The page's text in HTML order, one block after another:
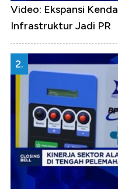
Video: Ekspansi
Infrastruktur Jadi PR
2.